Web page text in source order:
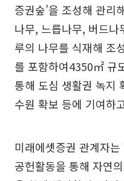
증권숲’을 조성해 관리
나무, 느릅나무, 버드
루의 나무를 식재해 조
를 포함하여4350㎡ 규
통해 도심 생활권 녹지
수원 확보 등에 기여하
미래에셋증권 관계자
공헌활동을 통해 자연